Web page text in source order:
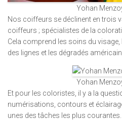
Yohan
Nos coiffeurs se déclinent en trois
coiffeurs ; spécialistes de la
Cela comprend les soins du
des lignes et les dégradés
Yohan
Et pour les coloristes, il y a la
numérisations, contours et
unes des tâches les plus